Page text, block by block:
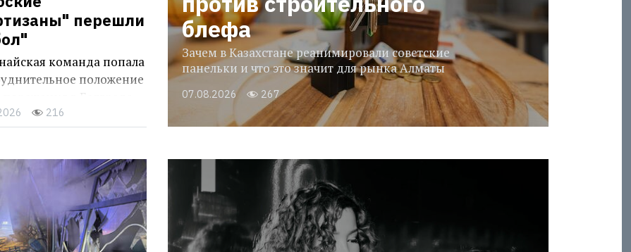
перешли
команда попала
положение
поражения в Белграде
216
блефа
Зачем в Казахстане реанимировали советские
панельки и что это значит для рынка Алматы
07.08.2026 267